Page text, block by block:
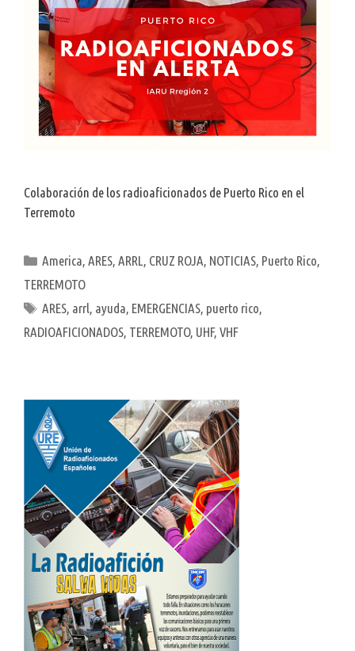
Colaboración de los radioaficionados de Puerto Rico en el
Terremoto
Categorías
America,ARES,ARRL, CRUZ ROJA, NOTICIAS, Puerto Rico,
TERREMOTO
Etiquetas
ARES, arrl, ayuda, EMERGENCIAS, puerto rico,
RADIOAFICIONADOS, TERREMOTO, UHF, VHF